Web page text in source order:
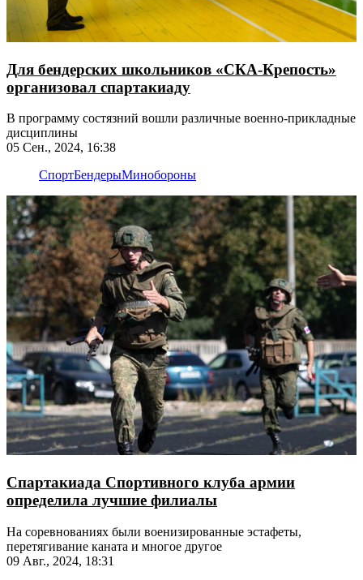
Для бендерских школьников «СКА-Крепость»
организовал спартакиаду
В программу состязний вошли различные военно-прикладные
дисциплины
05 Сен., 2024, 16:38
СпортБендерыМинобороны
Спартакиада Спортивного клуба армии
определила лучшие филиалы
На соревнованиях были военизированные эстафеты,
перетягивание каната и многое другое
09 Авг., 2024, 18:31